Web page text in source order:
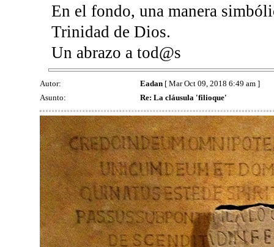
En el fondo, una manera
Trinidad de Dios.
Un abrazo a tod@s
Autor: Eadan [ Mar Oct 09, 2018 6:49 am ]
Asunto:
Re: La cláusula 'filioque'